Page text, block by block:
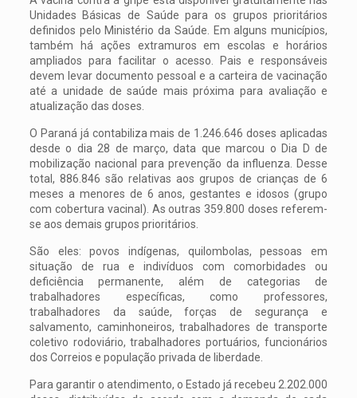
Unidades Básicas de Saúde para os grupos prioritários
definidos pelo Ministério da Saúde. Em alguns municípios,
também há ações extramuros em escolas e horários
ampliados para facilitar o acesso. Pais e responsáveis
devem levar documento pessoal e a carteira de vacinação
até a unidade de saúde mais próxima para avaliação e
atualização das doses.
O Paraná já contabiliza mais de 1.246.646 doses aplicadas
desde o dia 28 de março, data que marcou o Dia D de
mobilização nacional para prevenção da influenza. Desse
total, 886.846 são relativas aos grupos de crianças de 6
meses a menores de 6 anos, gestantes e idosos (grupo
com cobertura vacinal). As outras 359.800 doses referem-
se aos demais grupos prioritários.
São eles: povos indígenas, quilombolas, pessoas em
situação de rua e indivíduos com comorbidades ou
deficiência permanente, além de categorias de
trabalhadores específicas, como professores,
trabalhadores da saúde, forças de segurança e
salvamento, caminhoneiros, trabalhadores de transporte
coletivo rodoviário, trabalhadores portuários, funcionários
dos Correios e população privada de liberdade.
Para garantir o atendimento, o Estado já recebeu 2.202.000